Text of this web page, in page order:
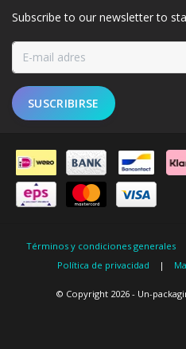
Subscribe to our newsletter to
SUSCRIBIRSE
Términos y condiciones generales
Política de privacidad
|
© Copyright 2026 - Un-